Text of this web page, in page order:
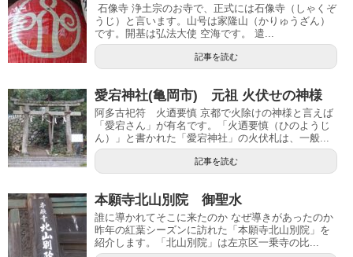
石像寺 浄土宗のお寺で、正式には石像寺（しゃくぞ
うじ）と言います。山号は家隆山（かりゅうざん）
です。開基は弘法大使 空海です。 遣...
記事を読む
愛宕神社(亀岡市) 元祖 火伏せの神様
阿多古祀符 火迺要慎 京都で火除けの神様と言えば
「愛宕さん」が有名です。「火迺要慎（ひのようじ
ん）」と書かれた「愛宕神社」の火伏札は、一般...
記事を読む
本願寺北山別院 御聖水
誰に導かれてそこに来たのか なぜ導きがあったのか
昨年の紅葉シーズンに訪れた「本願寺北山別院」を
紹介します。「北山別院」は左京区一乗寺の比...